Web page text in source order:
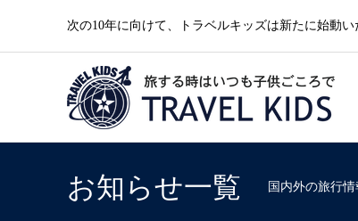
次の10年に向けて、トラベルキッズは新たに始動い
お知らせ一覧 国内外の旅行